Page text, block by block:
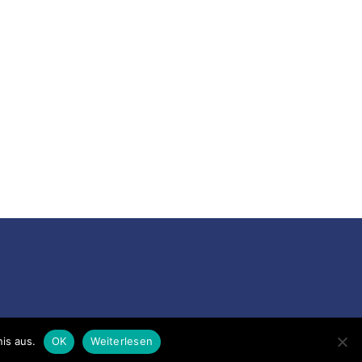
aus. OK Weiterlesen